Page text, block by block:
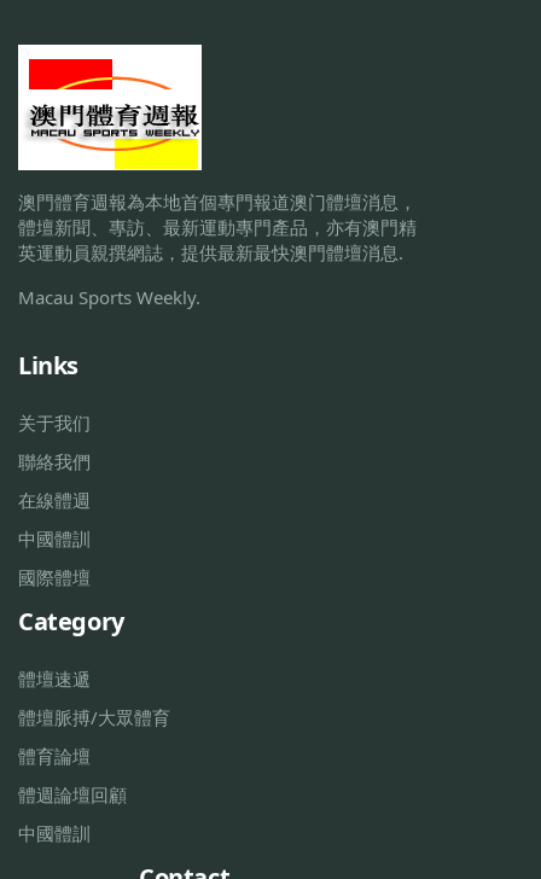
澳門體育週報為本地首個專門報道澳门體壇消息，
體壇新聞、專訪、最新運動專門產品，亦有澳門精
英運動員親撰網誌，提供最新最快澳門體壇消息.
Macau Sports Weekly.
Links
关于我们
聯絡我們
在線體週
中國體訓
國際體壇
Category
體壇速遞
體壇脈搏/大眾體育
體育論壇
體週論壇回顧
中國體訓